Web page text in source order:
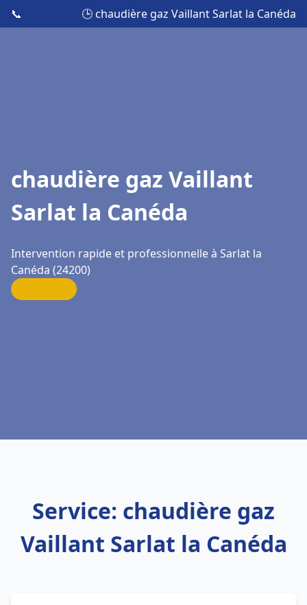
📞 🕒 chaudière gaz Vaillant Sarlat la Canéda
chaudière gaz Vaillant
Sarlat la Canéda
Intervention rapide et professionnelle à Sarlat la
Canéda (24200)
Service: chaudière gaz
Vaillant Sarlat la Canéda